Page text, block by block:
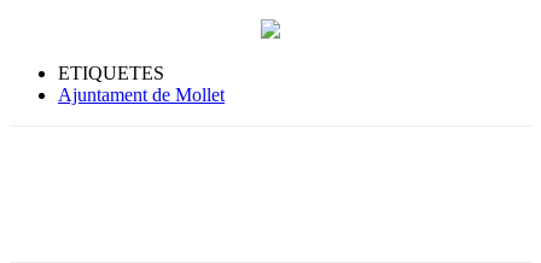
ETIQUETES
Ajuntament de Mollet